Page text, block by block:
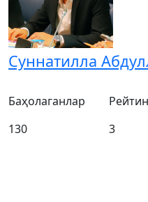
Суннатилла
Баҳолаганлар
130
3